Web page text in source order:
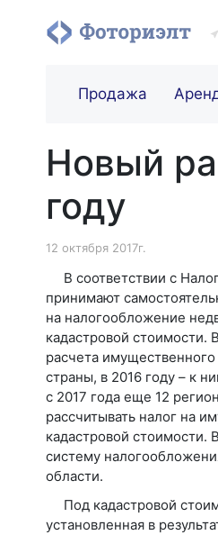
Продажа
Новый
году
12 октября 2017г.
В соответствии с
принимают
на налогообложение
кадастровой стоимости.
расчета
страны, в 2016 году – к
с 2017 года еще 12
рассчитывать налог на
кадастровой стоимости.
систему
области.
Под кадастровой
установленная в